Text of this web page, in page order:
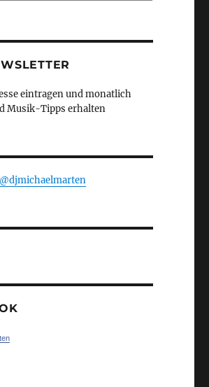
eintragen und monatlich
Musik-Tipps erhalten